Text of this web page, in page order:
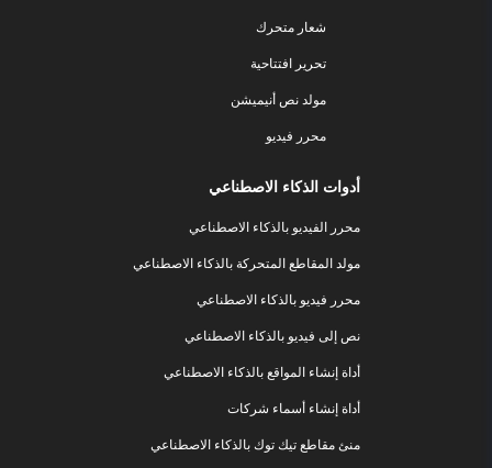
شعار متحرك
تحرير افتتاحية
مولد نص أنيميشن
محرر فيديو
أدوات الذكاء الاصطناعي
محرر الفيديو بالذكاء الاصطناعي
مولد المقاطع المتحركة بالذكاء الاصطناعي
محرر فيديو بالذكاء الاصطناعي
نص إلى فيديو بالذكاء الاصطناعي
أداة إنشاء المواقع بالذكاء الاصطناعي
أداة إنشاء أسماء شركات
منئ مقاطع تيك توك بالذكاء الاصطناعي